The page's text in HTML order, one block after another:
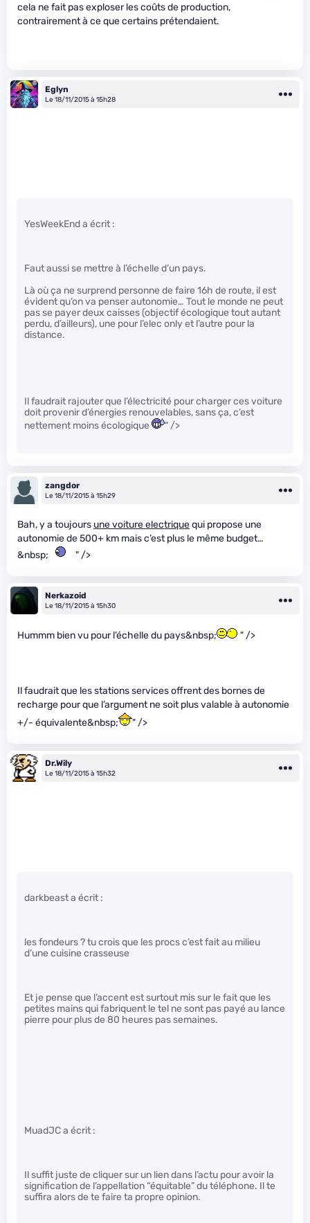
cela ne fait pas exploser les coûts de production,
contrairement à ce que certains prétendaient.
Eglyn
Le 18/11/2015 à 15h28
YesWeekEnd a écrit :
Faut aussi se mettre à l’échelle d’un pays.
Là où ça ne surprend personne de faire 16h de route, il est
évident qu’on va penser autonomie… Tout le monde ne peut
pas se payer deux caisses (objectif écologique tout autant
perdu, d’ailleurs), une pour l’elec only et l’autre pour la
distance.
Il faudrait rajouter que l’électricité pour charger ces voiture
doit provenir d’énergies renouvelables, sans ça, c’est
nettement moins écologique
" />
zangdor
Le 18/11/2015 à 15h29
Bah, y a toujours une voiture electriquequi propose une
autonomie de 500+ km mais c’est plus le même budget…
&nbsp;
" />
Nerkazoid
Le 18/11/2015 à 15h30
Hummm bien vu pour l’échelle du pays&nbsp; " />
Il faudrait que les stations services offrent des bornes de
recharge pour que l’argument ne soit plus valable à autonomie
+/- équivalente&nbsp;
" />
Dr.Wily
Le 18/11/2015 à 15h32
darkbeast a écrit :
les fondeurs ? tu crois que les procs c’est fait au milieu
d’une cuisine crasseuse
Et je pense que l’accent est surtout mis sur le fait que les
petites mains qui fabriquent le tel ne sont pas payé au lance
pierre pour plus de 80 heures pas semaines.
MuadJC a écrit :
Il suffit juste de cliquer sur un lien dans l’actu pour avoir la
signification de l’appellation “équitable” du téléphone. Il te
suffira alors de te faire ta propre opinion.